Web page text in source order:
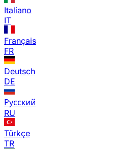
Italiano
IT
Français
FR
Deutsch
DE
Русский
RU
Türkçe
TR